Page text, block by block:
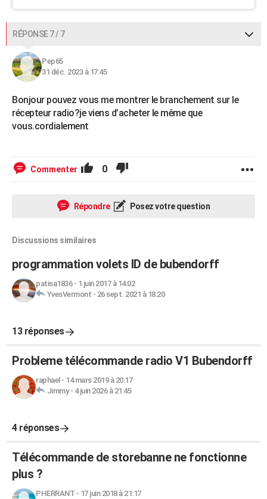
RÉPONSE 7 / 7
Pep65
31 déc. 2023 à 17:45
Bonjour pouvez vous me montrer le branchement sur le
récepteur radio?je viens d’acheter le même que
vous.cordialement
Commenter 0
Répondre Posez votre question
Discussions similaires
programmation volets ID de bubendorff
patisa1836- 1 juin 2017 à 14:02
YvesVermont - 26 sept. 2021 à 18:20
13 réponses
Probleme télécommande radio V1 Bubendorff
raphael - 14 mars 2019 à 20:17
Jimmy- 4 juin 2026 à 21:45
4 réponses
Télécommande de storebanne ne fonctionne
plus ?
PHERRANT - 17 juin 2018 à 21:17